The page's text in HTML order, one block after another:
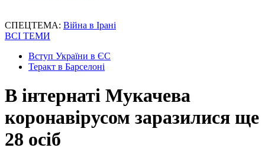
СПЕЦТЕМА: Війна в Ірані
ВСІ ТЕМИ
Вступ України в ЄС
Теракт в Барселоні
В інтернаті Мукачева
коронавірусом заразилися ще
28 осіб